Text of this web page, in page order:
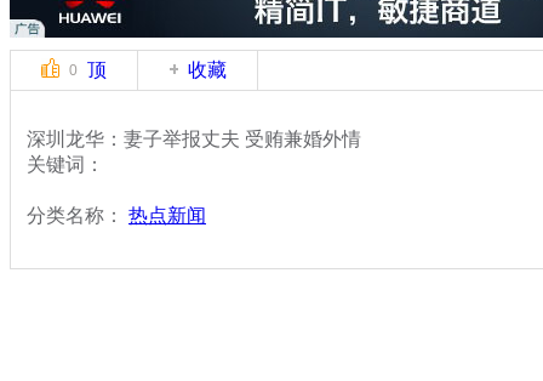
0 顶 收藏
深圳龙华：妻子举报丈夫 受贿兼婚外情
关键词：
分类名称： 热点新闻